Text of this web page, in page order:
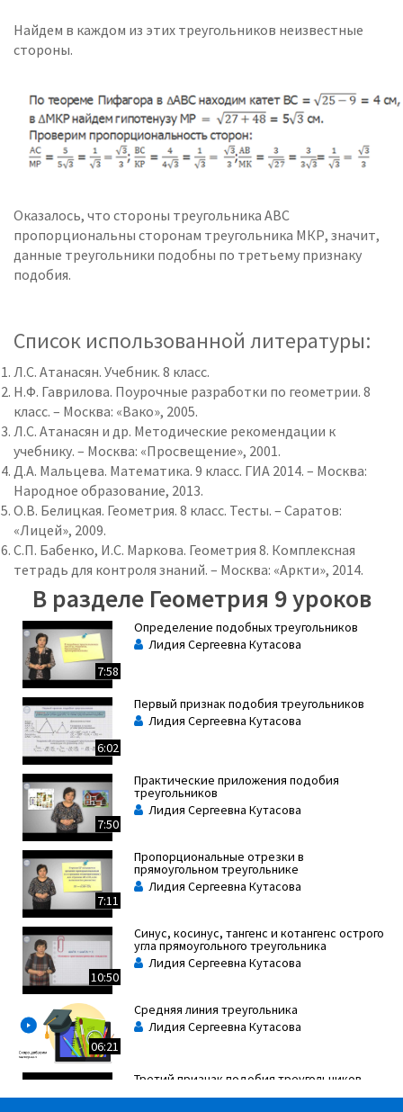
Найдем в каждом из этих треугольников неизвестные
стороны.
Оказалось, что стороны треугольника АВС
пропорциональны сторонам треугольника МКР, значит,
данные треугольники подобны по третьему признаку
подобия.
Список использованной литературы:
Л.С. Атанасян. Учебник. 8 класс.
Н.Ф. Гаврилова. Поурочные разработки по геометрии. 8
класс. – Москва: «Вако», 2005.
Л.С. Атанасян и др. Методические рекомендации к
учебнику. – Москва: «Просвещение», 2001.
Д.А. Мальцева. Математика. 9 класс. ГИА 2014. – Москва:
Народное образование, 2013.
О.В. Белицкая. Геометрия. 8 класс. Тесты. – Саратов:
«Лицей», 2009.
С.П. Бабенко, И.С. Маркова. Геометрия 8. Комплексная
тетрадь для контроля знаний. – Москва: «Аркти», 2014.
В разделе Геометрия 9 уроков
7:58
Определение подобных треугольников
Лидия Сергеевна Кутасова
6:02
Первый признак подобия треугольников
Лидия Сергеевна Кутасова
7:50
Практические приложения подобия
треугольников
Лидия Сергеевна Кутасова
7:11
Пропорциональные отрезки в
прямоугольном треугольнике
Лидия Сергеевна Кутасова
10:50
Синус, косинус, тангенс и котангенс острого
угла прямоугольного треугольника
Лидия Сергеевна Кутасова
06:21
Средняя линия треугольника
Лидия Сергеевна Кутасова
Третий признак подобия треугольников
Лидия Сергеевна Кутасова